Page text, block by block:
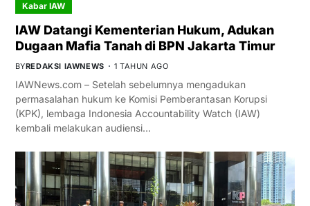
Kabar IAW
IAW Datangi Kementerian Hukum, Adukan
Dugaan Mafia Tanah di BPN Jakarta Timur
BYREDAKSI IAWNEWS 1 TAHUN AGO
IAWNews.com – Setelah sebelumnya mengadukan
permasalahan hukum ke Komisi Pemberantasan Korupsi
(KPK), lembaga Indonesia Accountability Watch (IAW)
kembali melakukan audiensi…